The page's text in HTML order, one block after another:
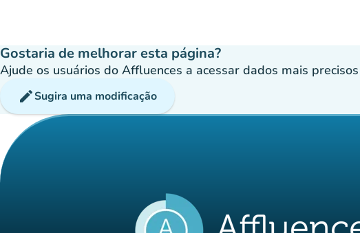
Gostaria de melhorar esta página?
Ajude os usuários do Affluences a acessar dados mais
editSugira uma modificação